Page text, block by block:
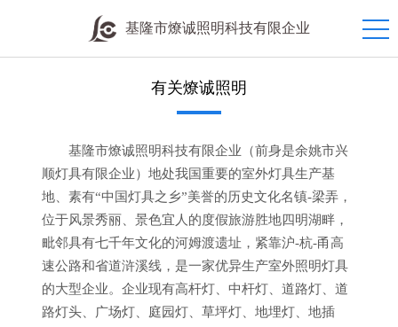
基隆市燎诚照明科技有限企业
有关燎诚照明
基隆市燎诚照明科技有限企业（前身是余姚市兴
顺灯具有限企业）地处我国重要的室外灯具生产基
地、素有“中国灯具之乡”美誉的历史文化名镇-梁弄，
位于风景秀丽、景色宜人的度假旅游胜地四明湖畔，
毗邻具有七千年文化的河姆渡遗址，紧靠沪-杭-甬高
速公路和省道浒溪线，是一家优异生产室外照明灯具
的大型企业。企业现有高杆灯、中杆灯、道路灯、道
路灯头、广场灯、庭园灯、草坪灯、地埋灯、地插